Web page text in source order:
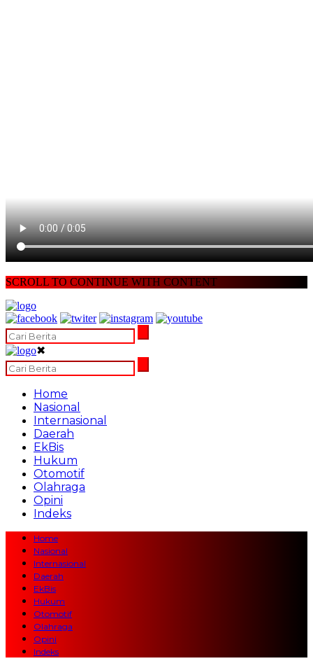
SCROLL TO CONTINUE WITH CONTENT
✖
Home
Nasional
Internasional
Daerah
EkBis
Hukum
Otomotif
Olahraga
Opini
Indeks
Home
Nasional
Internasional
Daerah
EkBis
Hukum
Otomotif
Olahraga
Opini
Indeks